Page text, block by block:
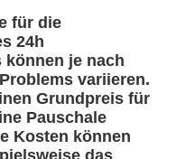
für die
24h
je nach
variieren.
Grundpreis für
Pauschale
Kosten können